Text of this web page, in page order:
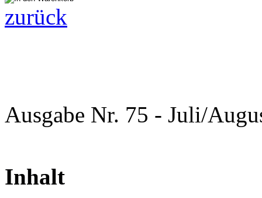
zurück
Ausgabe Nr. 75 - Juli/
Inhalt